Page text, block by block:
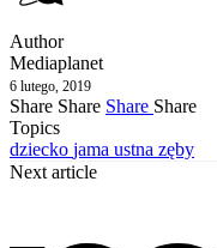
Author
Mediaplanet
6 lutego, 2019
Share Share Share Share
Topics
dziecko jama ustna zęby
Next article